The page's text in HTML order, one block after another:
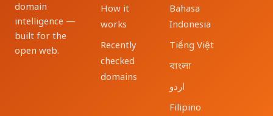
domain
intelligence —
built for the
open web.
How it
works
Recently
checked
domains
Bahasa
Indonesia
Tiếng Việt
বাংলা
اردو
Filipino